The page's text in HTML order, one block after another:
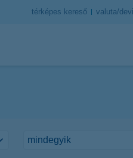
térképes kereső valuta/